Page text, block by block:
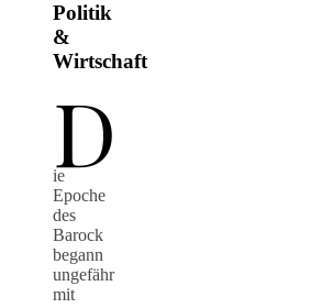
Politik
&
Wirtschaft
D
ie
Epoche
des
Barock
begann
ungefähr
mit